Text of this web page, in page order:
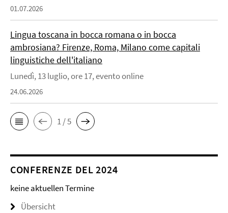
01.07.2026
Lingua toscana in bocca romana o in bocca
ambrosiana? Firenze, Roma, Milano come capitali
linguistiche dell'italiano
Lunedì, 13 luglio, ore 17, evento online
24.06.2026
1 / 5
CONFERENZE DEL 2024
keine aktuellen Termine
Übersicht